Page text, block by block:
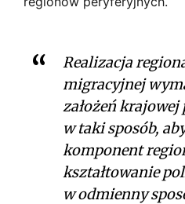
Realizacja
migracyjnej
założeń
w taki sposób,
komponent
kształtowanie
w odmienny